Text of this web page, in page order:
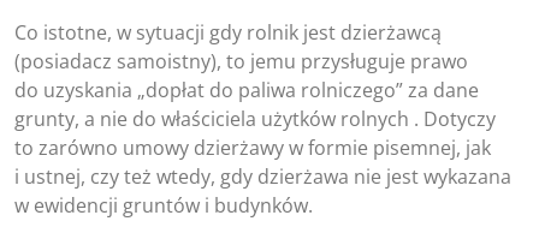
Co istotne, w sytuacji gdy rolnik jest dzierżawcą
(posiadacz samoistny), to jemu przysługuje prawo
do uzyskania „dopłat do paliwa rolniczego” za dane
grunty, a nie do właściciela użytków rolnych . Dotyczy
to zarówno umowy dzierżawy w formie pisemnej, jak
i ustnej, czy też wtedy, gdy dzierżawa nie jest wykazana
w ewidencji gruntów i budynków.